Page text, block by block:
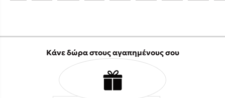
Κάνε δώρα στους αγαπημένους σου